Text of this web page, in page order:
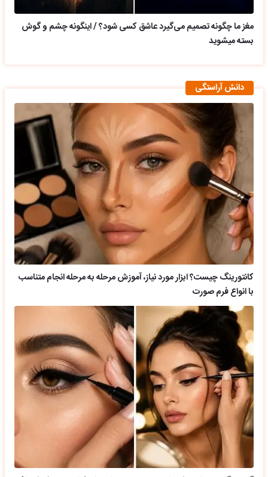
مغز ما چگونه تصمیم می‌گیرد عاشق کسی شود؟ / اینگونه چشم و گوش
بسته میشوید
دانش آراستگی
کانتورینگ چیست؟ ابزار مورد نیاز، آموزش مرحله به مرحله انجام متناسب
با انواع فرم صورت